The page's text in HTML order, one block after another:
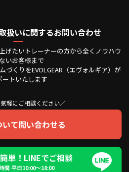
扱いに関するお問い合わせ
げたいトレーナーの方から全くノウハウ
いお客様まで
づくりをEVOLGEAR（エヴォルギア）が
ートいたします
軽にご相談ください／
て問い合わせる
単！LINEでご相談
間 平日10:00〜18:00